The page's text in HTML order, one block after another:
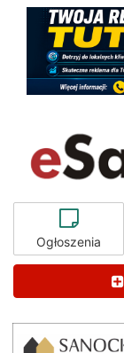
Ogłoszenia